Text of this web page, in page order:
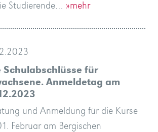
Studierende… »mehr
Schulabschlüsse für
Anmeldetag am
und Anmeldung für die Kurse
Februar am Bergischen